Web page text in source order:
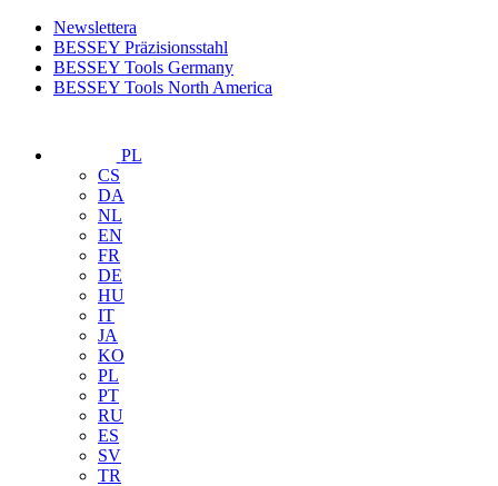
Newslettera
BESSEY Präzisionsstahl
BESSEY Tools Germany
BESSEY Tools North America
PL
CS
DA
NL
EN
FR
DE
HU
IT
JA
KO
PL
PT
RU
ES
SV
TR